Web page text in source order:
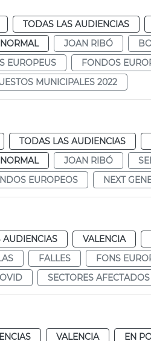
TODAS LAS AUDIENCIAS
NORMAL JOAN RIBÓ
EUROPEUS
FONDOS
MUNICIPALES 2022
TODAS LAS AUDIENCIAS
NORMAL JOAN RIBÓ
EUROPEOS NEXT
AUDIENCIAS VALENCIA
FALLES
FONS
SECTORES
VALENCIA
EN